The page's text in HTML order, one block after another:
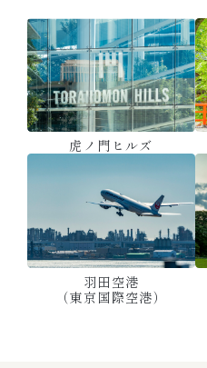
虎ノ門ヒルズ
羽田空港
（東京国際空港）
穴守稲荷神社
羽田空港
（東京国際空港）
国会議事堂
東京ミッドタウン
東京国立近代美術館
日本武道館
神田明神
上野恩賜公園
京都国際
マンガミュージアム
清明神社
堺･緑のミュージアム
ハーベストの丘
岸和田城
松江城
由志園
マリンメッセ福岡
櫛田神社・住吉神社
長崎新地中華街
平和祈念像
首里城公園
瀬長島ウミカジテラス